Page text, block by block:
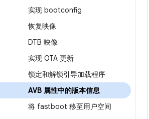
实现 bootconfig
恢复映像
DTB 映像
实现 OTA 更新
锁定和解锁引导加载程序
AVB 属性中的版本信息
将 fastboot 移至用户空间